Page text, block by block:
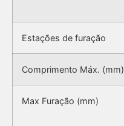
Estações de furação
Comprimento Máx. (mm)
Max Furação (mm)